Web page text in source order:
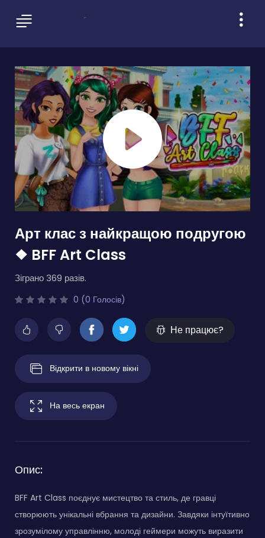
Арт клас з найкращою подругою
❖ BFF Art Class
Зіграно 369 разів.
0 (0 Голосів)
Не працює?
Відкрити в новому вікні
На весь екран
Опис:
BFF Art Class поєднує мистецтво та стиль, де гравці
створюють унікальні вбрання та дизайни. Завдяки інтуїтивно
зрозумілому управлінню, молоді геймери можуть виразити